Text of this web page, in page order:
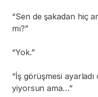
“Sen de şakadan hiç
mı?”
“Yok.”
“İş görüşmesi
yiyorsun ama…”